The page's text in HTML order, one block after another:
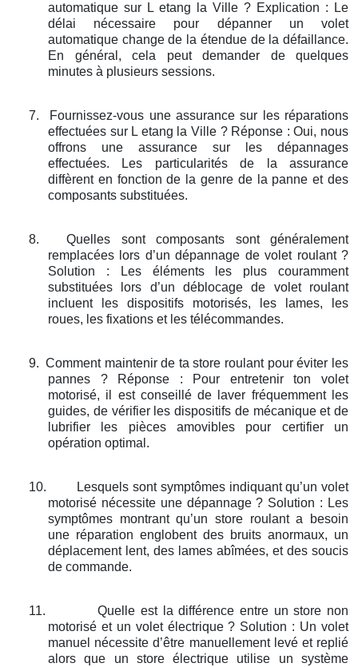
automatique sur L etang la Ville ? Explication : Le
délai nécessaire pour dépanner un volet
automatique change de la étendue de la défaillance.
En général, cela peut demander de quelques
minutes à plusieurs sessions.
7.
Fournissez-vous une assurance sur les réparations
effectuées sur L etang la Ville ? Réponse : Oui, nous
offrons une assurance sur les dépannages
effectuées. Les particularités de la assurance
diffèrent en fonction de la genre de la panne et des
composants substituées.
8.
Quelles sont composants sont généralement
remplacées lors d’un dépannage de volet roulant ?
Solution : Les éléments les plus couramment
substituées lors d’un déblocage de volet roulant
incluent les dispositifs motorisés, les lames, les
roues, les fixations et les télécommandes.
9. Comment maintenir de ta store roulant pour éviter les
pannes ? Réponse : Pour entretenir ton volet
motorisé, il est conseillé de laver fréquemment les
guides, de vérifier les dispositifs de mécanique et de
lubrifier les pièces amovibles pour certifier un
opération optimal.
10.
Lesquels sont symptômes indiquant qu’un volet
motorisé nécessite une dépannage ? Solution : Les
symptômes montrant qu’un store roulant a besoin
une réparation englobent des bruits anormaux, un
déplacement lent, des lames abîmées, et des soucis
de commande.
11.
Quelle est la différence entre un store non
motorisé et un volet électrique ? Solution : Un volet
manuel nécessite d’être manuellement levé et replié
alors que un store électrique utilise un système